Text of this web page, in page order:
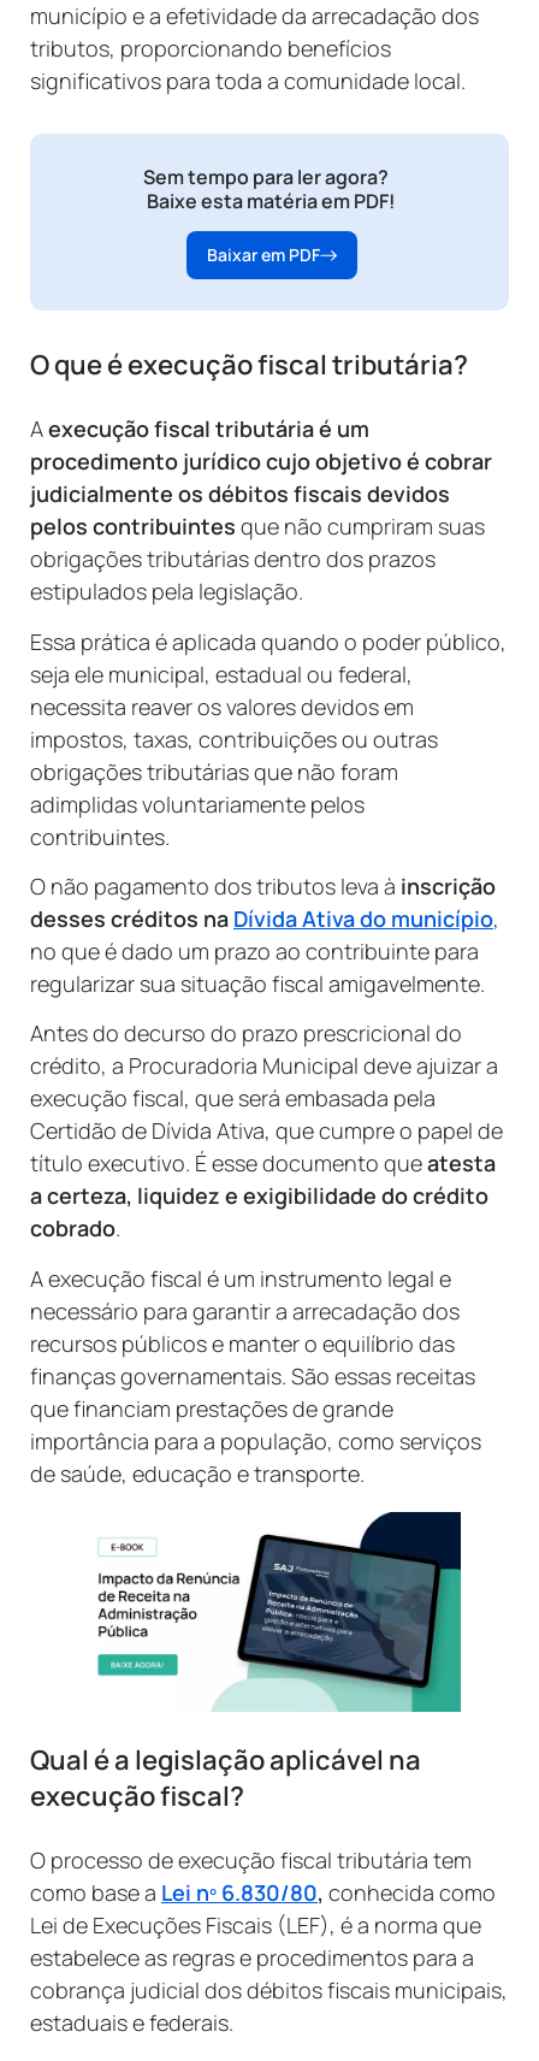
município e a efetividade da arrecadação dos
tributos, proporcionando benefícios
significativos para toda a comunidade local.
Sem tempo para ler agora?
Baixe esta matéria em PDF!
Baixar em PDF
O que é execução fiscal tributária?
Aexecução fiscal tributária é um
procedimento jurídico cujo objetivo é cobrar
judicialmente os débitos fiscais devidos
pelos contribuintes que não cumpriram suas
obrigações tributárias dentro dos prazos
estipulados pela legislação.
Essa prática é aplicada quando o poder público,
seja ele municipal, estadual ou federal,
necessita reaver os valores devidos em
impostos, taxas, contribuições ou outras
obrigações tributárias que não foram
adimplidas voluntariamente pelos
contribuintes.
O não pagamento dos tributos leva à inscrição
desses créditos na Dívida Ativa do município,
no que é dado um prazo ao contribuinte para
regularizar sua situação fiscal amigavelmente.
Antes do decurso do prazo prescricional do
crédito, a Procuradoria Municipal deve ajuizar a
execução fiscal, que será embasada pela
Certidão de Dívida Ativa, que cumpre o papel de
título executivo. É esse documento queatesta
a certeza, liquidez e exigibilidade do crédito
cobrado.
A execução fiscal é um instrumento legal e
necessário para garantir a arrecadação dos
recursos públicos e manter o equilíbrio das
finanças governamentais. São essas receitas
que financiam prestações de grande
importância para a população, como serviços
de saúde, educação e transporte.
Qual é a legislação aplicável na
execução fiscal?
O processo de execução fiscal tributária tem
como base a Lei nº 6.830/80, conhecida como
Lei de Execuções Fiscais (LEF), é a norma que
estabelece as regras e procedimentos para a
cobrança judicial dos débitos fiscais municipais,
estaduais e federais.